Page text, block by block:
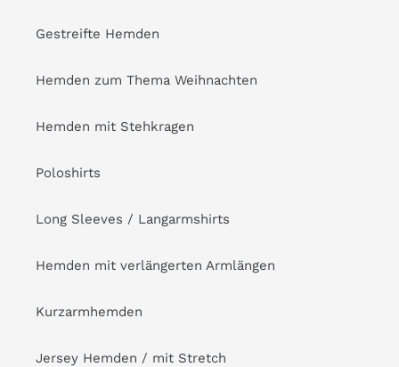
Gestreifte Hemden
Hemden zum Thema Weihnachten
Hemden mit Stehkragen
Poloshirts
Long Sleeves / Langarmshirts
Hemden mit verlängerten Armlängen
Kurzarmhemden
Jersey Hemden / mit Stretch